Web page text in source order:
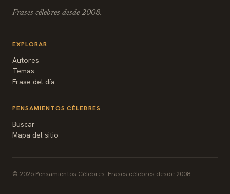
Frases célebres desde 2008.
EXPLORAR
Autores
Temas
Frase del día
PENSAMIENTOS CÉLEBRES
Buscar
Mapa del sitio
© 2026 Pensamientos Célebres. Frases célebres desde 2008.